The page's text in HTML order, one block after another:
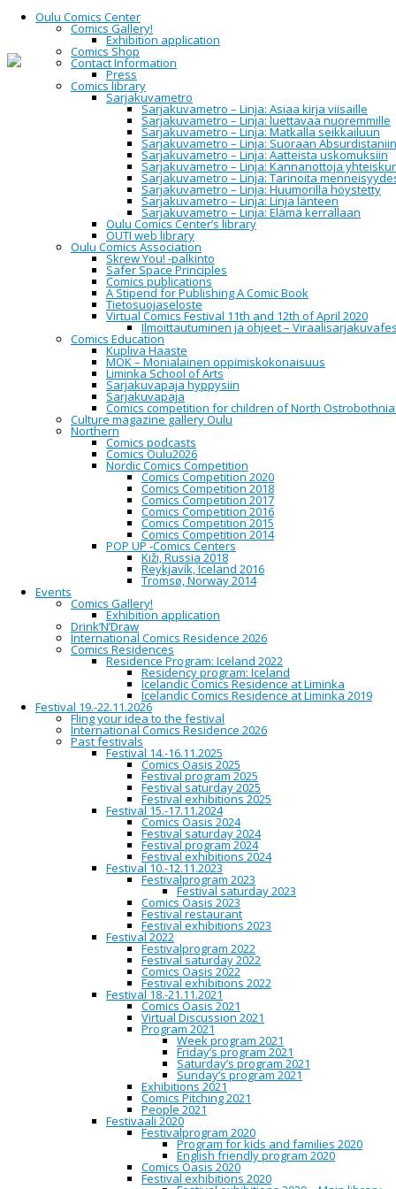
Oulu Comics Center
Comics Gallery!
Exhibition application
Comics Shop
Contact Information
Press
Comics library
Sarjakuvametro
Sarjakuvametro – Linja: Asiaa kirja viisaille
Sarjakuvametro – Linja: luettavaa nuoremmille
Sarjakuvametro – Linja: Matkalla seikkailuun
Sarjakuvametro – Linja: Suoraan Absurdistaniin
Sarjakuvametro – Linja: Aatteista uskomuksiin
Sarjakuvametro – Linja: Kannanottoja
Sarjakuvametro – Linja: Tarinoita
Sarjakuvametro – Linja: Huumorilla höystetty
Sarjakuvametro – Linja: Linja länteen
Sarjakuvametro – Linja: Elämä kerrallaan
Oulu Comics Center’s library
OUTI web library
Oulu Comics Association
Skrew You! -palkinto
Safer Space Principles
Comics publications
A Stipend for Publishing A Comic Book
Tietosuojaseloste
Virtual Comics Festival 11th and 12th of April 2020
Ilmoittautuminen ja ohjeet –
Comics Education
Kupliva Haaste
MOK – Monialainen oppimiskokonaisuus
Liminka School of Arts
Sarjakuvapaja hyppysiin
Sarjakuvapaja
Comics competition for children of North Ostrobothnia
Culture magazine gallery Oulu
Northern
Comics podcasts
Comics Oulu2026
Nordic Comics Competition
Comics Competition 2020
Comics Competition 2018
Comics Competition 2017
Comics Competition 2016
Comics Competition 2015
Comics Competition 2014
POP UP -Comics Centers
Kiži, Russia 2018
Reykjavík, Iceland 2016
Tromsø, Norway 2014
Events
Comics Gallery!
Exhibition application
Drink’N’Draw
International Comics Residence 2026
Comics Residences
Residence Program: Iceland 2022
Residency program: Iceland
Icelandic Comics Residence at Liminka
Icelandic Comics Residence at Liminka 2019
Festival 19.-22.11.2026
Fling your idea to the festival
International Comics Residence 2026
Past festivals
Festival 14.-16.11.2025
Comics Oasis 2025
Festival program 2025
Festival saturday 2025
Festival exhibitions 2025
Festival 15.-17.11.2024
Comics Oasis 2024
Festival saturday 2024
Festival program 2024
Festival exhibitions 2024
Festival 10.-12.11.2023
Festivalprogram 2023
Festival saturday 2023
Comics Oasis 2023
Festival restaurant
Festival exhibitions 2023
Festival 2022
Festivalprogram 2022
Festival saturday 2022
Comics Oasis 2022
Festival exhibitions 2022
Festival 18.-21.11.2021
Comics Oasis 2021
Virtual Discussion 2021
Program 2021
Week program 2021
Friday’s program 2021
Saturday’s program 2021
Sunday’s program 2021
Exhibitions 2021
Comics Pitching 2021
People 2021
Festivaali 2020
Festivalprogram 2020
Program for kids and families 2020
English friendly program 2020
Comics Oasis 2020
Festival exhibitions 2020
HomeYleinenTulossa kesällä… Arktiselta Banaanilta
kolmen oululaisen tekijän uutuuksia
Tulossa kesällä…
Arktiselta
Banaanilta kolmen
oululaisen tekijän
uutuuksia
Arktinen Banaani julkaisee kesän 2016 aikana
uutuusteoksia kolmelta oululaiselta sarjakuvantekijältä.
Uusi Sarjakuvantekijän oppikirja
Ilpo Koskelanlaatima katsaus sarjakuvien
tekemisen kiehtovaan maailmaan. Tämä teos on
suurelta osin uusi versio perustuen vuonna 2010
julkaistuun ja nyt jo loppuunmyytyyn, saman tekijän
sarjakuvaoppikirjaan.
Uudessa sarjakuvantekijän oppikirjassa perehdytään
tehokkaasti perusasioihin aina ideoinnista ja
käsikirjoittamisesta sarjakuvan suunnitteluun,
luonnosteluun, piirtämiseen ja värittämiseen –
tietotekniikkaa unohtamatta. Lisäksi kirjassa esitellään
uusia, kehittyneitä työtapoja ja kerrotaan
tekijänoikeuksista, kustantamisesta ja markkinoinnista.
Opas sisältää harjoitustehtäviä.
http://arktinenbanaani.fi/tuote/ilpo_koskela/
Harmaa susi
Oululaisen Aapo Kukolta ilmestyy teos, jossa seikkailee
Valpon ylietsivä Väinö Mujunen. Mujunen on kirjailija
Tapani Baggen kehittämä hahmo. Mujusen vaiheita
1930- ja 1940-lukujen Suomessa on kuvattu Baggen
historiallisessa “värisarjassa” Valkoinen hehku, Sininen
aave, Musta pyörre ja Punainen varjo. Harmaa susi on
Mujusen ensimmäinen sarjakuvamuotoinen seikkailu.
Heinäkuussa 1943 päämajan valvontaosasto lähettää
luutnantti Mujusen salaiseen sukellusveneoperaatioon
Viron rannikolle. Eletään toisen maailmansodan
ratkaisun hetkiä. Vain harvalla on tietoa siitä, mitä
lähimpinä kuukausina tulee tapahtumaan.
Sukellusveneen miehistö alkaa tapella keskenään jo
lähtölaiturilla. Tilanteen vakauttaa aluksen päällikkö,
kapteeniluutnantti Ulf Larsson, joka tunnetaan
lempinimellä Harmaa susi. Lyhyeen merimatkaan
mahtuu runsaasti uhkaa…
http://arktinenbanaani.fi/tuote/tapani_bagge/harmaa_susi/
Keijo Teuras
Veli-Matti Üral on oululainen kasvatustieteiden opiskelija
sekä sarjakuvataiteilija. Tämän lisäksi hän on Oulun
sarjakuvaseuran hallituksen varapuheenjohtaja.
Keijo Teuras on agentti, mafioso ja
mestarivakooja. Hän on kasvattajansa Pomo
Pepperonin käskyläinen. Yhdessä Pomo ja Keijo, isä ja
poika, joutuvat mitä hulvattomimpiin kommelluksiin
lukuisten arkkivihollisten, Venäjän ahdasmielisen
hallituksen ja Pomon pahenevan alkoholismin kanssa.
Hahmojen psyyke on kortilla, kun Keijo ei kykene
toteuttamaan Pomon kryptisiä käskyjä.Keijo Teuras on
sarjakuva gangsterista, joka epäonnistuu tehtävissään.
Sarjakuvan hauskuus perustuu mustalle huumorille,
sanaleikeille, väärinkäsityksille ja poliittiselle satiirille.
http://arktinenbanaani.fi/tuote/veli_matti/keijo_teuras/
Tekijät ovat paikalla Oulun Muusajuhlien
Sarjakuvailtapäivässä 11.8.2016.
http://www.huutomerkki.fi/muusajuhlat/2016/ohjelma/11-
Oulun Sarjakuvakeskuksen kesä ja alkusyksy
Ruutukaava 2/2016 #26